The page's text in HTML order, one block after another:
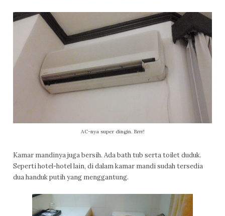
AC-nya super dingin. Brrr!
Kamar mandinya juga bersih. Ada bath tub serta toilet duduk.
Seperti hotel-hotel lain, di dalam kamar mandi sudah tersedia
dua handuk putih yang menggantung.